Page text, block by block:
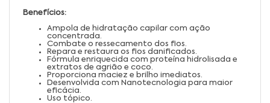
Benefícios:
Ampola de hidratação capilar com ação
concentrada.
Combate o ressecamento dos fios.
Repara e restaura os fios danificados.
Fórmula enriquecida com proteína hidrolisada e
extratos de agrião e coco.
Proporciona maciez e brilho imediatos.
Desenvolvida com Nanotecnologia para maior
eficácia.
Uso tópico.